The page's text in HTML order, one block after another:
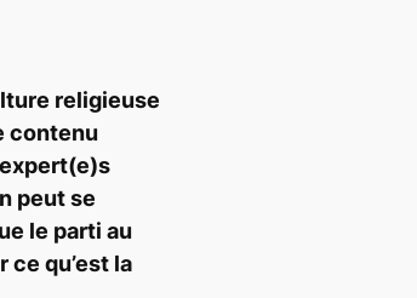
religieuse
contenu
peut se
le parti au
qu’est la